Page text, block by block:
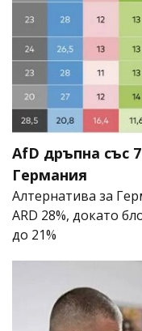
AfD дръпна със
Германия
Алтернатива за
ARD 28%, докато
до 21%